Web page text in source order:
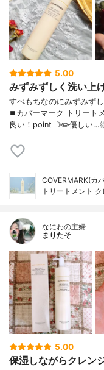
5.00
みずみずしく洗い上
すべもちなのにみずみ
⏹カバーマーク トリー
良い！point ☽✏️優しい…
COVERMARK(カ
トリートメント
なにわの主婦
まりたそ
5.00
保湿しながらクレン